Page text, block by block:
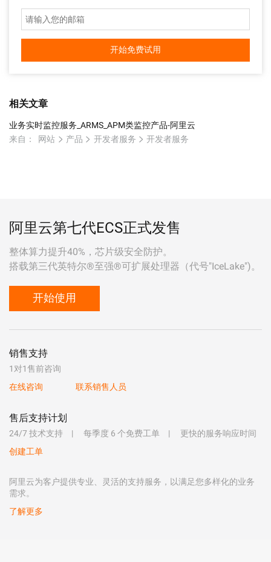
开始免费试用
相关文章
业务实时监控服务_ARMS_APM类监控产品-阿里云
来自：
网站 产品 开发者服务 开发者服务
阿里云第七代ECS正式发售
整体算力提升40%，芯片级安全防护。
搭载第三代英特尔®至强®可扩展处理器（代号"IceLake")。
开始使用
销售支持
1对1售前咨询
在线咨询
联系销售人员
售后支持计划
24/7 技术支持 每季度 6 个免费工单
更快的服务响应时间
创建工单
阿里云为客户提供专业、灵活的支持服务，以满足您多样化的业务
需求。
了解更多